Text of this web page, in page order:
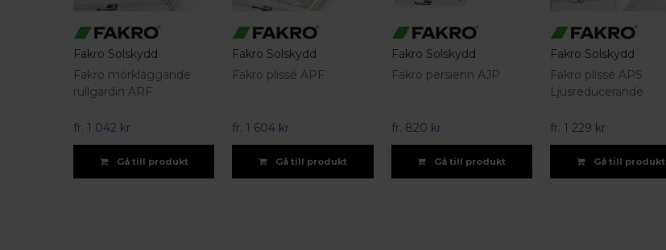
Fakro Solskydd
Fakro mörkläggande
rullgardin ARF
fr. 1 042 kr
Gå till produkt
Fakro Solskydd
Fakro plissé APF
fr. 1 604 kr
Gå till produkt
Fakro Solskydd
Fakro persienn AJP
fr. 820 kr
Gå till produkt
Fakro Solskydd
Fakro plissé APS
Ljusreducerande
fr. 1 229 kr
Gå till produkt